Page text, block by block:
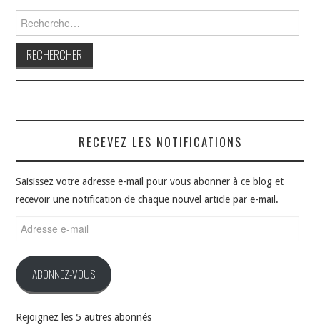
RECEVEZ LES NOTIFICATIONS
Saisissez votre adresse e-mail pour vous abonner à ce blog et
recevoir une notification de chaque nouvel article par e-mail.
e-
ABONNEZ-VOUS
Rejoignez les 5 autres abonnés